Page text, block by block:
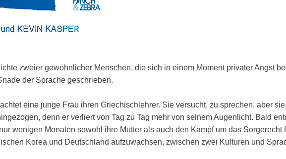
zweier gewöhnlicher Menschen, die sich in einem Moment privater Angst
der Sprache geschrieben.
eine junge Frau ihren Griechischlehrer. Sie versucht, zu sprechen, aber
denn er verliert von Tag zu Tag mehr von seinem Augenlicht. Bald
wenigen Monaten sowohl ihre Mutter als auch den Kampf um das Sorgerecht
Korea und Deutschland aufzuwachsen, zwischen zwei Kulturen und